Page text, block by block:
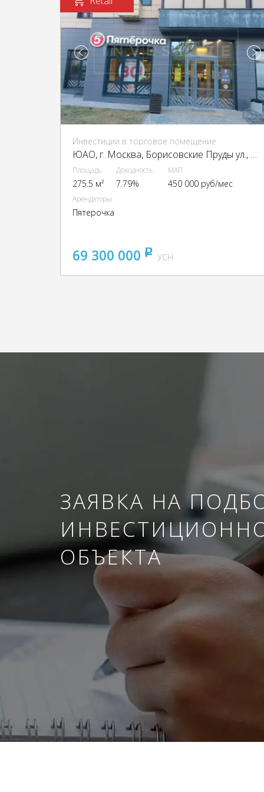
Инвестиции в торговое помещение
ЮАО, г. Москва, Борисовские Пруды ул., 7к2
Площадь
275.5 м²
Доходность
7.79%
МАП
450 000 руб/мес
Арендаторы
Пятерочка
69 300 000 pуб
УСН
ЗАЯВКА НА
ОБЪЕКТА